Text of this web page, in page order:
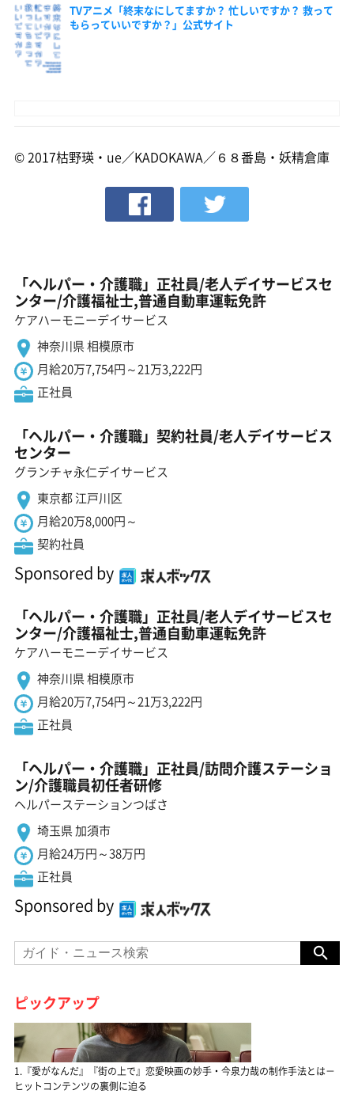
TVアニメ「終末なにしてますか？ 忙しいですか？ 救って
もらっていいですか？」公式サイト
© 2017枯野瑛・ue／KADOKAWA／６８番島・妖精倉庫
「ヘルパー・介護職」正社員/老人デイサービスセ
ンター/介護福祉士,普通自動車運転免許
ケアハーモニーデイサービス
神奈川県 相模原市
月給20万7,754円～21万3,222円
正社員
「ヘルパー・介護職」契約社員/老人デイサービス
センター
グランチャ永仁デイサービス
東京都 江戸川区
月給20万8,000円～
契約社員
Sponsored by
「ヘルパー・介護職」正社員/老人デイサービスセ
ンター/介護福祉士,普通自動車運転免許
ケアハーモニーデイサービス
神奈川県 相模原市
月給20万7,754円～21万3,222円
正社員
「ヘルパー・介護職」正社員/訪問介護ステーショ
ン/介護職員初任者研修
ヘルパーステーションつばさ
埼玉県 加須市
月給24万円～38万円
正社員
Sponsored by
ピックアップ
1.『愛がなんだ』『街の上で』恋愛映画の妙手・今泉力哉の制作手法とは－
ヒットコンテンツの裏側に迫る